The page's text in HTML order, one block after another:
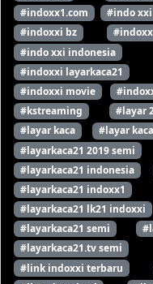
#indoxx1.com
#indo xxi
#indoxxi bz
#indo xxi indonesia
#indoxxi layarkaca21
#indoxxi movie
#kstreaming
#layar
#layar kaca
#layar
#layarkaca21 2019 semi
#layarkaca21 indonesia
#layarkaca21 indoxx1
#layarkaca21 lk21 indoxxi
#layarkaca21 semi
#layarkaca21.tv semi
#link indoxxi terbaru